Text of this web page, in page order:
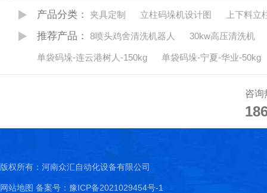
产品分类： 夹具定制 立柱码垛机设计图 上下料立
推荐产品： 8喷头鸡舍清洗机器人 30kw高压清洗机
单袋码垛-连云港树人-150kg 单袋码垛-宁夏-华业-50kg
咨询
版权所有：河南众汇自动化设备有限公司
网站地图 备案号：豫ICP备2021029454号-1